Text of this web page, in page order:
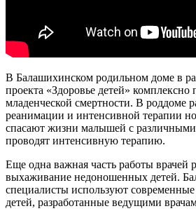
В Балашихинском родильном доме в
проекта «Здоровье детей»
младенческой смертности. В роддоме
реанимации и интенсивной терапии
спасают жизни малышей с
проводят интенсивную терапию.
Еще одна важная часть работы
выхаживание недоношенных детей.
специалисты используют
детей, разработанные ведущими